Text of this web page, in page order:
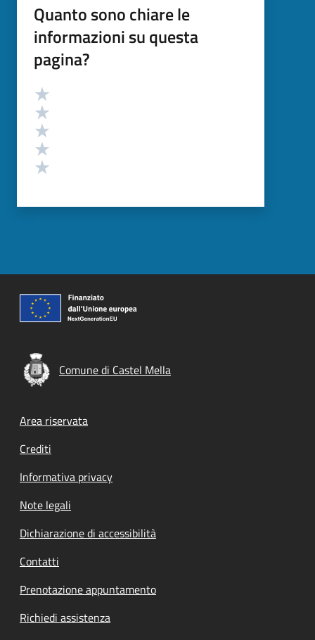
Quanto sono chiare le
informazioni su questa
pagina?
Valutazione
Comune di Castel Mella
Footer menu
Area riservata
Crediti
Informativa privacy
Note legali
Dichiarazione di accessibilità
Contatti
Prenotazione appuntamento
Richiedi assistenza